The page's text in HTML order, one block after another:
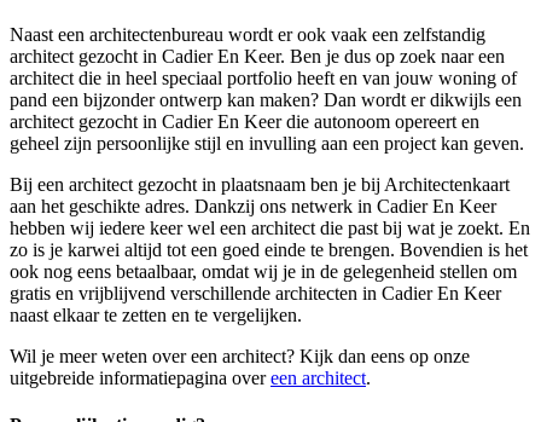
Naast een architectenbureau wordt er ook vaak een zelfstandig
architect gezocht in Cadier En Keer. Ben je dus op zoek naar een
architect die in heel speciaal portfolio heeft en van jouw woning of
pand een bijzonder ontwerp kan maken? Dan wordt er dikwijls een
architect gezocht in Cadier En Keer die autonoom opereert en
geheel zijn persoonlijke stijl en invulling aan een project kan geven.
Bij een architect gezocht in plaatsnaam ben je bij Architectenkaart
aan het geschikte adres. Dankzij ons netwerk in Cadier En Keer
hebben wij iedere keer wel een architect die past bij wat je zoekt. En
zo is je karwei altijd tot een goed einde te brengen. Bovendien is het
ook nog eens betaalbaar, omdat wij je in de gelegenheid stellen om
gratis en vrijblijvend verschillende architecten in Cadier En Keer
naast elkaar te zetten en te vergelijken.
Wil je meer weten over een architect? Kijk dan eens op onze
uitgebreide informatiepagina overeen architect.